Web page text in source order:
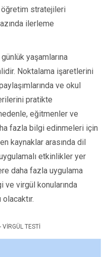
stratejileri
ilerleme
yaşamlarına
Noktalama işaretlerini
ve okul
pratikte
eğitmenler ve
fazla bilgi edinmeleri için
kaynaklar arasında dil
etkinlikler yer
daha fazla uygulama
ve virgül konularında
VIRGÜL TESTI